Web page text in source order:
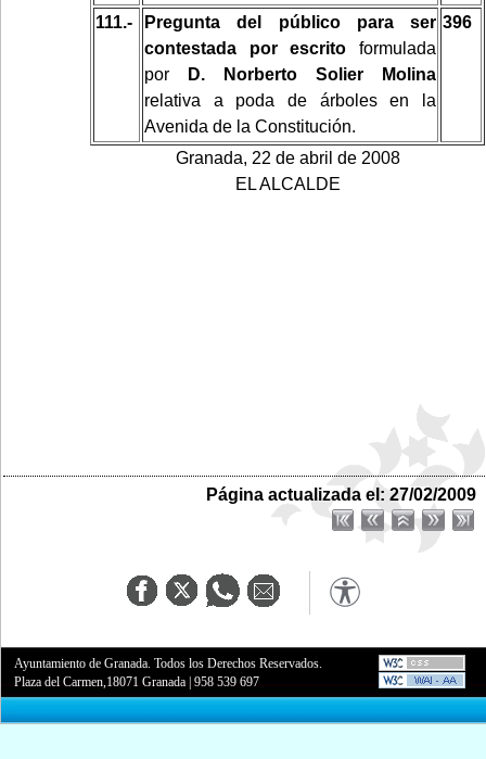
111.-
Pregunta del público para ser
contestada por escrito formulada
por
D. Norberto Solier Molina
relativa a poda de árboles en la
Avenida de la Constitución.
396
Granada, 22 de abril de 2008
EL ALCALDE
Página actualizada el: 27/02/2009
Ayuntamiento de Granada. Todos los Derechos Reservados.
Plaza del Carmen,18071 Granada |958 539 697